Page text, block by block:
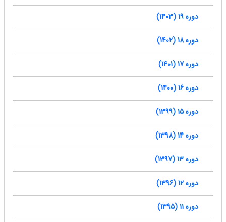
دوره 19 (1403)
دوره 18 (1402)
دوره 17 (1401)
دوره 16 (1400)
دوره 15 (1399)
دوره 14 (1398)
دوره 13 (1397)
دوره 12 (1396)
دوره 11 (1395)